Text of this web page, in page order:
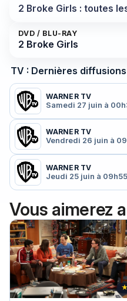
2 Broke Girls : toutes
DVD / BLU-RAY
2 Broke Girls
TV : Dernières
WARNER TV
Samedi 27 juin à
WARNER TV
Vendredi 26 juin à
WARNER TV
Jeudi 25 juin à 09h55
Vous aimerez
★